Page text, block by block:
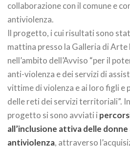
collaborazione con il comune e
antiviolenza.
Il progetto, i cui risultati sono
mattina presso la Galleria di
nell’ambito dell’Avviso “per il
anti-violenza e dei servizi di
vittime di violenza e ai loro figli e
delle reti dei servizi territoriali”.
progetto si sono avviati i
all’inclusione attiva delle
antiviolenza, attraverso